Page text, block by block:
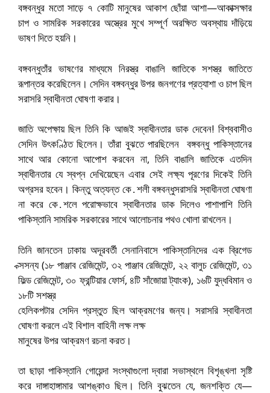
বঙ্গবন্ধুর মতো সাড়ে ৭ কোটি মানুষের আকাশ ছোঁয়া আশা—আকাক্সক্ষার
চাপ ও সামরিক সরকারের অস্ত্রের মুখে সম্পূর্ণ অরক্ষিত অবস্থায় দাঁড়িয়ে
ভাষণ দিতে হয়নি।
বঙ্গবন্ধুতাঁর ভাষণের মাধ্যমে নিরস্ত্র বাঙালি জাতিকে সশস্ত্র জাতিতে
রূপান্তর করেছিলেন। সেদিন বঙ্গবন্ধুর উপর জনগণের প্রত্যাশা ও চাপ ছিল
সরাসরি স্বাধীনতা ঘোষণা করার।
জাতি অপেক্ষায় ছিল তিনি কি আজই স্বাধীনতার ডাক দেবেন! বিশ্ববাসীও
সেদিন উৎকণ্ঠিত ছিলেন। তাঁরা বুঝতে পারছিলেন বঙ্গবন্ধু পাকিস্তানের
সাথে আর কোনো আপোশ করবেন না, তিনি বাঙালি জাতিকে এতদিন
স্বাধীনতার যে স্বপ্ন দেখিয়েছেন এবার সেই লক্ষ্য পূরণের দিকেই তিনি
অগ্রসর হবেন। কিন্তু অত্যন্ত কে․শলী বঙ্গবন্ধুসরাসরি স্বাধীনতা ঘোষণা
না করে কে․শলে পরোক্ষভাবে স্বাধীনতার ডাক দিলেও পাশাপাশি তিনি
পাকিস্তানি সামরিক সরকারের সাথে আলোচনার পথও খোলা রাখলেন।
তিনি জানতেন ঢাকায় অদূরবর্তী সেনানিবাসে পাকিস্তানিদের এক ব্রিগেড
ক্সসন্য (১৮ পাঞ্জাব রেজিমেন্ট, ৩২ পাঞ্জাব রেজিমেন্ট, ২২ বালুচ রেজিমেন্ট, ৩১
ফিল্ড রেজিমেন্ট, ৩০ ফ্রন্টিয়ার ফোর্স, ৪টি সাঁজোয়া ট্যাংক), ১৬টি যুদ্ধবিমান ও
১৮টি সশস্ত্র
হেলিকপটার সেদিন প্রস্তুত ছিল আক্রমণের জন্য। সরাসরি স্বাধীনতা
ঘোষণা করলে এই বিশাল বাহিনী লক্ষ লক্ষ
মানুষের উপর আক্রমণ রচনা করত।
তা ছাড়া পাকিস্তানি গোয়েন্দা সংস্থাগুলো দ্বারা সভাস্থলে বিশৃঙ্খলা সৃষ্টি
করে দাঙ্গাহাঙ্গামার আশঙ্কাও ছিল। তিনি বুঝতেন যে, জনশক্তি যে—